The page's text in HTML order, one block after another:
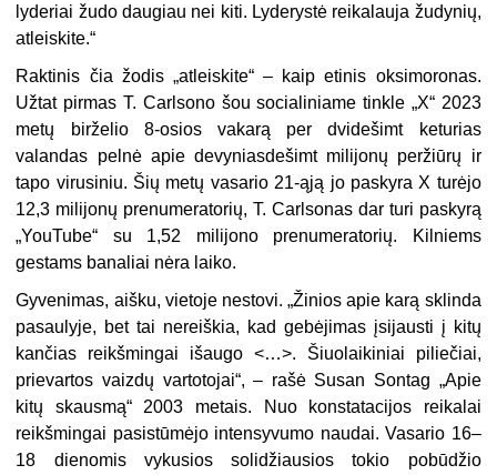
lyderiai žudo daugiau nei kiti. Lyderystė reikalauja žudynių,
atleiskite.“
Raktinis čia žodis „atleiskite“ – kaip etinis oksimoronas.
Užtat pirmas T. Carlsono šou socialiniame tinkle „X“ 2023
metų birželio 8-osios vakarą per dvidešimt keturias
valandas pelnė apie devyniasdešimt milijonų peržiūrų ir
tapo virusiniu. Šių metų vasario 21-ąją jo paskyra X turėjo
12,3 milijonų prenumeratorių, T. Carlsonas dar turi paskyrą
„YouTube“ su 1,52 milijono prenumeratorių. Kilniems
gestams banaliai nėra laiko.
Gyvenimas, aišku, vietoje nestovi. „Žinios apie karą sklinda
pasaulyje, bet tai nereiškia, kad gebėjimas įsijausti į kitų
kančias reikšmingai išaugo <…>. Šiuolaikiniai piliečiai,
prievartos vaizdų vartotojai“, – rašė Susan Sontag „Apie
kitų skausmą“ 2003 metais. Nuo konstatacijos reikalai
reikšmingai pasistūmėjo intensyvumo naudai. Vasario 16–
18 dienomis vykusios solidžiausios tokio pobūdžio